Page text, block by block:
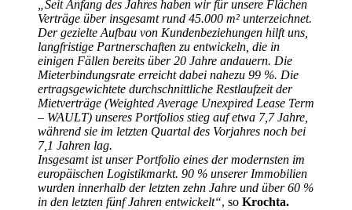
„Seit Anfang des Jahres haben wir für unsere Flächen
Verträge über insgesamt rund 45.000 m² unterzeichnet.
Der gezielte Aufbau von Kundenbeziehungen hilft uns,
langfristige Partnerschaften zu entwickeln, die in
einigen Fällen bereits über 20 Jahre andauern. Die
Mieterbindungsrate erreicht dabei nahezu 99 %. Die
ertragsgewichtete durchschnittliche Restlaufzeit der
Mietverträge (Weighted Average Unexpired Lease Term
– WAULT) unseres Portfolios stieg auf etwa 7,7 Jahre,
während sie im letzten Quartal des Vorjahres noch bei
7,1 Jahren lag.
Insgesamt ist unser Portfolio eines der modernsten im
europäischen Logistikmarkt. 90 % unserer Immobilien
wurden innerhalb der letzten zehn Jahre und über 60 %
in den letzten fünf Jahren entwickelt“, so Krochta.